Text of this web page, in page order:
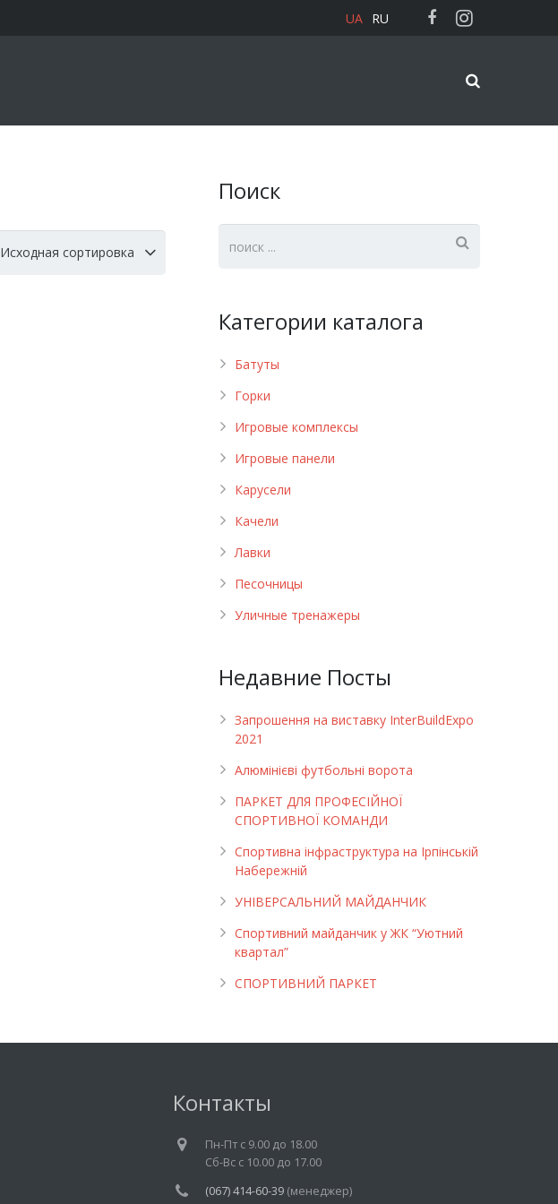
UA RU
Поиск
Категории каталога
Батуты
Горки
Игровые комплексы
Игровые панели
Карусели
Качели
Лавки
Песочницы
Уличные тренажеры
Недавние Посты
Запрошення на виставку InterBuildExpo
2021
Алюмінієві футбольні ворота
ПАРКЕТ ДЛЯ ПРОФЕСІЙНОЇ
СПОРТИВНОЇ КОМАНДИ
Спортивна інфраструктура на Ірпінській
Набережній
УНІВЕРСАЛЬНИЙ МАЙДАНЧИК
Cпортивний майданчик у ЖК “Уютний
квартал”
СПОРТИВНИЙ ПАРКЕТ
Контакты
Пн-Пт c 9.00 до 18.00
Cб-Вс с 10.00 до 17.00
(067) 414-60-39(менеджер)